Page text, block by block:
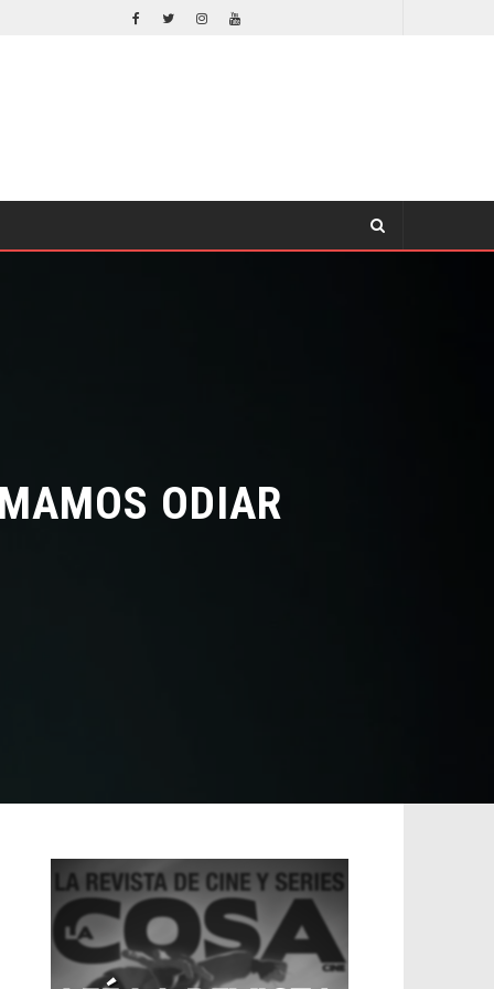
ORLANDO BLOOM AFIRMA HABER RECHAZADO SER BATMAN
ODIAR